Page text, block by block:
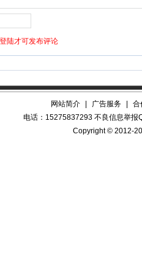
网站简介 广告服务
合
电话：15275837293 不良信息举
Copyright © 2012-